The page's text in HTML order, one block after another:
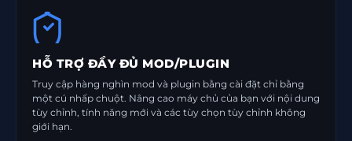
HỖ TRỢ ĐẦY ĐỦ MOD/PLUGIN
Truy cập hàng nghìn mod và plugin bằng cài đặt chỉ bằng
một cú nhấp chuột. Nâng cao máy chủ của bạn với nội dung
tùy chỉnh, tính năng mới và các tùy chọn tùy chỉnh không
giới hạn.